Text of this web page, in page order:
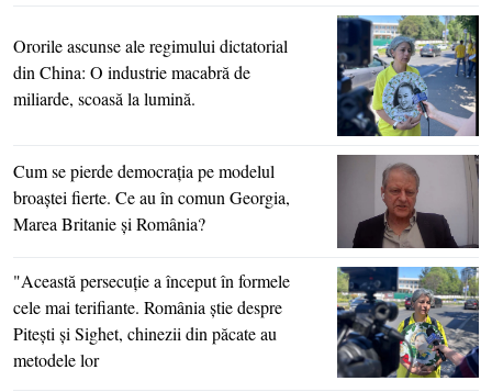
Ororile ascunse ale regimului dictatorial
din China: O industrie macabră de
miliarde, scoasă la lumină.
Cum se pierde democraţia pe modelul
broaştei fierte. Ce au în comun Georgia,
Marea Britanie şi România?
"Această persecuţie a început în formele
cele mai terifiante. România ştie despre
Piteşti şi Sighet, chinezii din păcate au
metodele lor